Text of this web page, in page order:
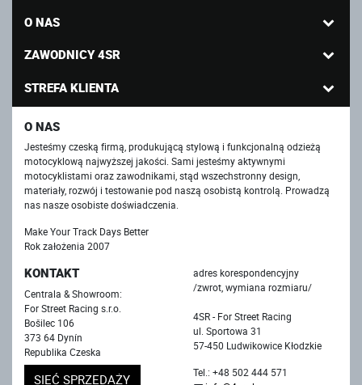
O NAS
ZAWODNICY 4SR
STREFA KLIENTA
O NAS
Jesteśmy czeską firmą, produkującą stylową i funkcjonalną odzieżą
motocyklową najwyższej jakości. Sami jesteśmy aktywnymi
motocyklistami oraz zawodnikami, stąd wszechstronny design,
materiały, rozwój i testowanie pod naszą osobistą kontrolą. Prowadzą
nas nasze osobiste doświadczenia.
Make Your Track Days Better
Rok założenia 2007
KONTAKT
Centrala & Showroom:
For Street Racing s.r.o.
Bošilec 106
373 64 Dynín
Republika Czeska
SIEĆ SPRZEDAŻY
adres korespondencyjny
/zwrot, wymiana rozmiaru/
4SR - For Street Racing
ul. Sportowa 31
57-450 Ludwikowice Kłodzkie
Tel.: +48 502 444 571